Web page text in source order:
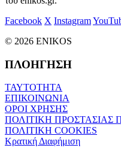
Facebook X Instagram
© 2026 ENIKOS
ΠΛΟΗΓΗΣΗ
ΤΑΥΤΟΤΗΤΑ
ΕΠΙΚΟΙΝΩΝΙΑ
ΟΡΟΙ ΧΡΗΣΗΣ
ΠΟΛΙΤΙΚΗ
ΠΟΛΙΤΙΚΗ COOKIES
Κρατική Διαφήμιση